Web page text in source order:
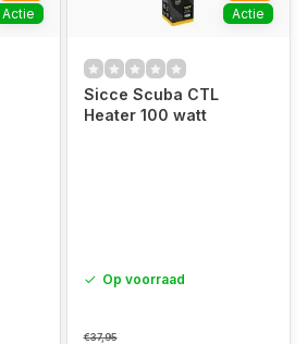
Actie
Actie
Sicce Scuba CTL
Heater 100 watt
Op voorraad
€37,95